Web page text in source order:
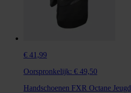
€ 41,99
Oorspronkelijk: € 49,50
Handschoenen FXR Octane Jeugd